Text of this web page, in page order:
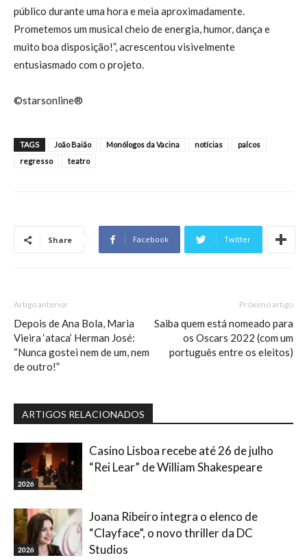
público durante uma hora e meia aproximadamente.
Prometemos um musical cheio de energia, humor, dança e
muito boa disposição!”, acrescentou visivelmente
entusiasmado com o projeto.
©starsonline®
TAGS João Baião Monólogos da Vacina notícias
palcos
regresso
teatro
Share Facebook Twitter
Artigo anterior
Depois de Ana Bola, Maria
Vieira ‘ataca’ Herman José:
“Nunca gostei nem de um, nem
de outro!”
Próximo artigo
Saiba quem está nomeado para
os Oscars 2022 (com um
português entre os eleitos)
ARTIGOS RELACIONADOS
2026
Casino Lisboa recebe até 26 de julho
“Rei Lear” de William Shakespeare
2026
Joana Ribeiro integra o elenco de
“Clayface”, o novo thriller da DC
Studios